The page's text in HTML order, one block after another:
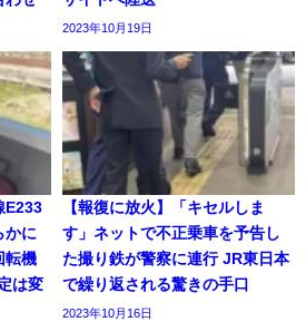
2023年10月19日
E233
かに
転機
は変
【報復に放火】「キセルしま
す」ネットで不正乗車を予告し
た撮り鉄が警察に連行 JR東日本
で繰り返される驚きの手口
2023年10月16日